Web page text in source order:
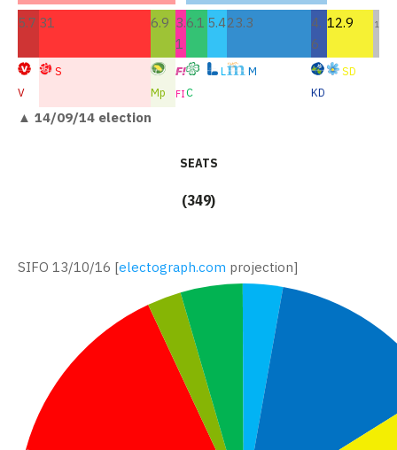
5.7 31 6.9 3.
1
6.1 5.423.3
4.
6
12.9 1
V
S
Mp
FIC
L
M
KD
SD
▲ 14/09/14 election
seats
(349)
SIFO 13/10/16 [electograph.com projection]